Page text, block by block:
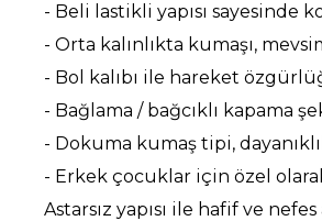
- Beli lastikli yapısı
- Orta kalınlıkta kumaşı,
- Bol kalıbı ile hareket
- Bağlama / bağcıklı kapama
- Dokuma kumaş tipi,
- Erkek çocuklar için özel
Astarsız yapısı ile hafif ve